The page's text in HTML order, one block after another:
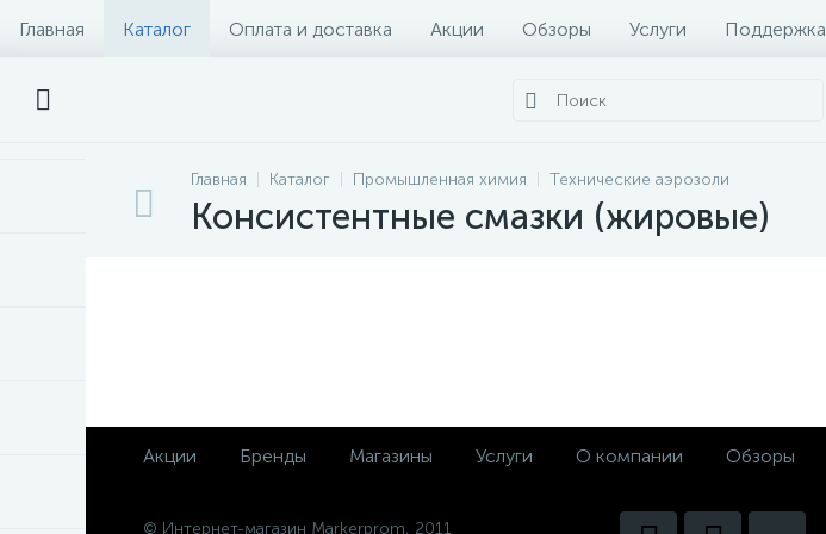
Главная Каталог Оплата и доставка Акции Обзоры Услуги Поддержка
Главная Каталог Промышленная химия Технические аэрозоли
Консистентные смазки (жировые)
Акции Бренды Магазины Услуги О компании Обзоры
© Интернет-магазин Markerprom, 2011